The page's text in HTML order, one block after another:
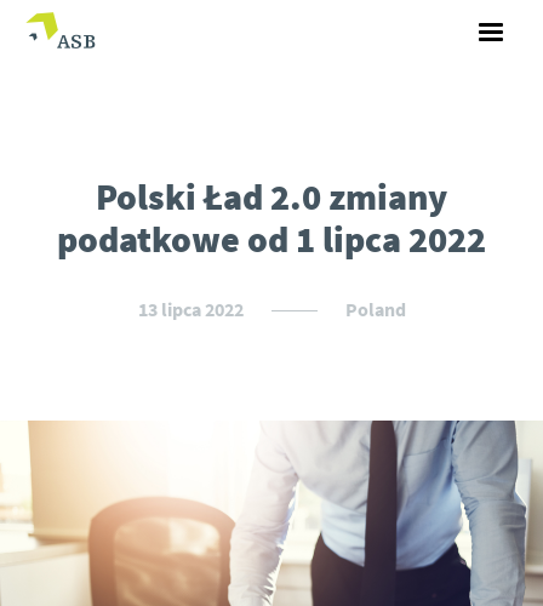
Polski Ład 2.0 zmiany
podatkowe od 1 lipca 2022
13 lipca 2022 Poland